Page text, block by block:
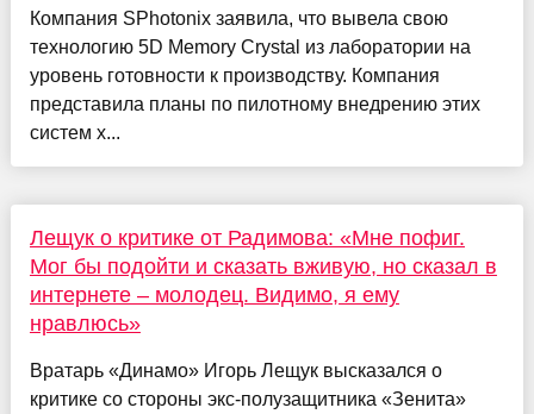
Компания SPhotonix заявила, что вывела свою
технологию 5D Memory Crystal из лаборатории на
уровень готовности к производству. Компания
представила планы по пилотному внедрению этих
систем х...
Лещук о критике от Радимова: «Мне пофиг.
Мог бы подойти и сказать вживую, но сказал в
интернете – молодец. Видимо, я ему
нравлюсь»
Вратарь «Динамо» Игорь Лещук высказался о
критике со стороны экс-полузащитника «Зенита»